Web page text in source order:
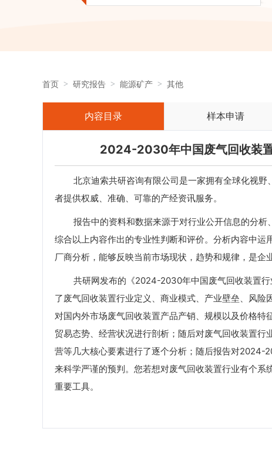
首页 研究报告 能源矿产 其他
内容目录 样本申请
2024-2030年中国废气回收装
北京迪索共研咨询有限公司是一家拥有全球化视野
者提供权威、准确、可靠的产经资讯服务。
报告中的资料和数据来源于对行业公开信息的分析
综合以上内容作出的专业性判断和评价。分析内容中
厂商分析，能够反映当前市场现状，趋势和规律，是企
共研网发布的《2024-2030年中国废气回收装置行
了废气回收装置行业定义、商业模式、产业壁垒、风
对国内外市场废气回收装置产品产销、规模以及价格
贸易态势、经营状况进行剖析；随后对废气回收装置
营等几大核心要素进行了逐个分析；随后报告对2024-
来科学严谨的预判。您若想对废气回收装置行业有个
重要工具。